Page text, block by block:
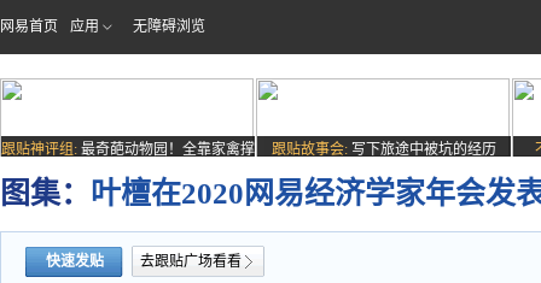
网易首页 应用 无障碍浏览
跟贴神评组: 最奇葩动物园！全靠家禽撑
场子
跟贴故事会: 写下旅途中被坑的经历
图集： 叶檀在2020网易经济学家年会发
快速发贴 去跟贴广场看看